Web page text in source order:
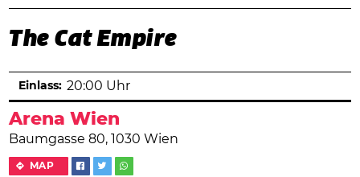
The Cat Empire
Arena Wien
Baumgasse 80, 1030 Wien
MAP
Einlass: 20:00 Uhr